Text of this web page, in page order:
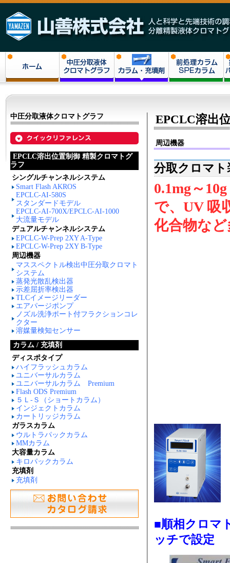
中圧分取液体クロマトグラフ
EPCLC溶出位置制御 精製クロマトグ
ラフ
シングルチャンネルシステム
Smart Flash AKROS
EPCLC-AI-580S
スタンダードモデル
EPCLC-AI-700X/EPCLC-AI-1000
大流量モデル
デュアルチャンネルシステム
EPCLC-W-Prep 2XY A-Type
EPCLC-W-Prep 2XY B-Type
周辺機器
マススペクトル検出中圧分取クロマト
システム
蒸発光散乱検出器
示差屈折率検出器
TLCイメージリーダー
エアパージポンプ
ノズル洗浄ポート付フラクションコレ
クター
溶媒量検知センサー
カラム / 充填剤
ディスポタイプ
ハイフラッシュカラム
ユニバーサルカラム
ユニバーサルカラム Premium
Flash ODS Premium
５Ｌ-Ｓ（ショートカラム）
インジェクトカラム
カートリッジカラム
ガラスカラム
ウルトラパックカラム
MMカラム
大容量カラム
キロパックカラム
充填剤
充填剤
EPCLC溶出
周辺機器
分取クロマト
0.1mg～
で、UV 吸
化合物な
■順相クロマ
ッチで設定